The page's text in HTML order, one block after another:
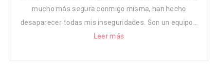
mucho más segura conmigo misma, han hecho
desaparecer todas mis inseguridades. Son un equipo...
Leer más